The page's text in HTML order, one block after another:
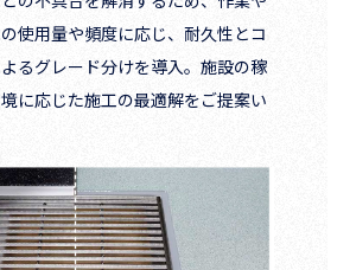
使用量や頻度に応じ、耐久性とコ
るグレード分けを導入。施設の稼
に応じた施工の最適解をご提案い